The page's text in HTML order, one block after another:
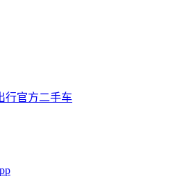
行官方二手车